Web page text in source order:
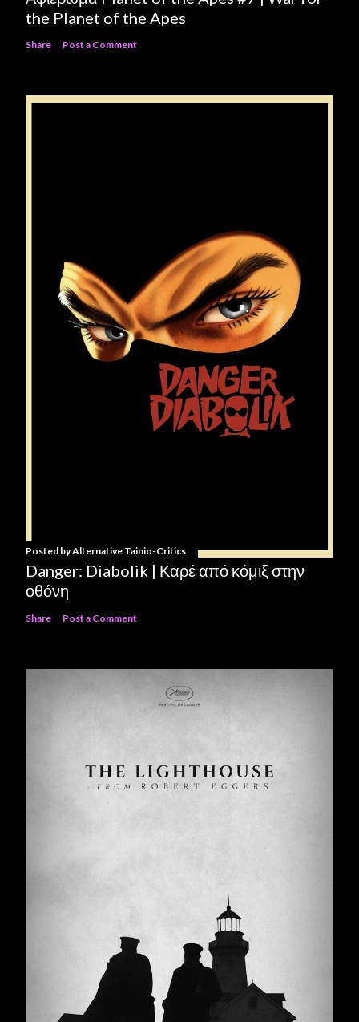
the Planet of the Apes
Share Post a Comment
Posted byAlternative Tainio-Critics
Danger: Diabolik | Καρέ από κόμιξ στην
οθόνη
Share Post a Comment